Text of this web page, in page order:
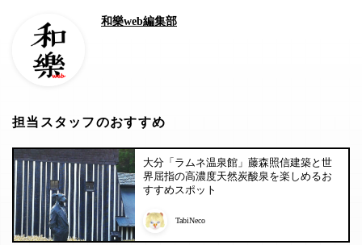
和樂web編集部
担当スタッフのおすすめ
大分「ラムネ温泉館」藤森照信建築と世
界屈指の高濃度天然炭酸泉を楽しめるお
すすめスポット
TabiNeco